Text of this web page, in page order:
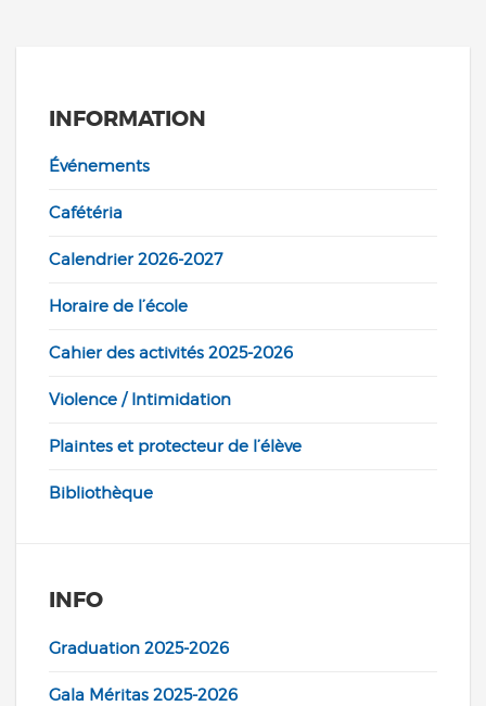
INFORMATION
Événements
Cafétéria
Calendrier 2026-2027
Horaire de l’école
Cahier des activités 2025-2026
Violence / Intimidation
Plaintes et protecteur de l’élève
Bibliothèque
INFO
Graduation 2025-2026
Gala Méritas 2025-2026